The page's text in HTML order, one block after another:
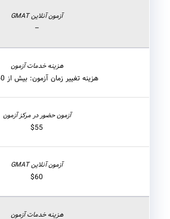
–
هزینه تغییر زمان آزمون: بیش از 60 روزقبل
$55
$60